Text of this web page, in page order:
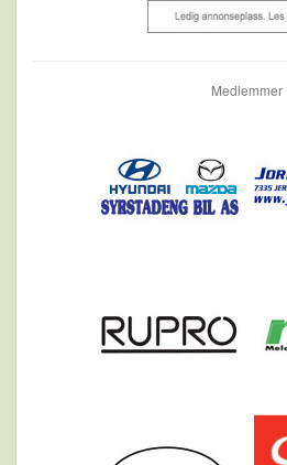
Medlemmer